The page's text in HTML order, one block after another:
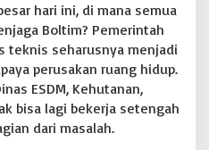
hari ini, di mana semua
Boltim? Pemerintah
teknis seharusnya menjadi
perusakan ruang hidup.
ESDM, Kehutanan,
bisa lagi bekerja setengah
dari masalah.